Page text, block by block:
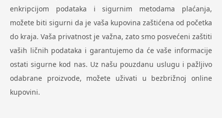
enkripcijom podataka i sigurnim metodama plaćanja,
možete biti sigurni da je vaša kupovina zaštićena od početka
do kraja. Vaša privatnost je važna, zato smo posvećeni zaštiti
vaših ličnih podataka i garantujemo da će vaše informacije
ostati sigurne kod nas. Uz našu pouzdanu uslugu i pažljivo
odabrane proizvode, možete uživati u bezbrižnoj online
kupovini.